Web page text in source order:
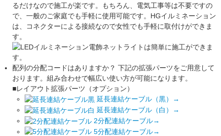
るだけなので施工が楽です。もちろん、電気工事等は不要ですの
で、一般のご家庭でも手軽に使用可能です。HGイルミネーション
は、コネクターによる接続なので女性でも手軽に取付けができま
す。
配列の分配コードはありますか？ 下記の拡張パーツをご用意して
おります。組み合わせで幅広い使い方が可能になります。
■レイアウト拡張パーツ（オプション）
延長連結ケーブル（黒）→
延長連結ケーブル（白）→
2分配連結ケーブル→
5分配連結ケーブル→